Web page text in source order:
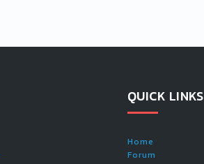
QUICK LINKS
Home
Forum